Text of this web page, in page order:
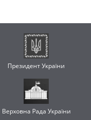
Президент України
Верховна Рада України